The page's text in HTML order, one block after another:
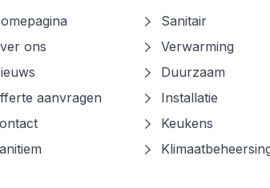
ons
aanvragen
Sanitair
Verwarming
Duurzaam
Installatie
Keukens